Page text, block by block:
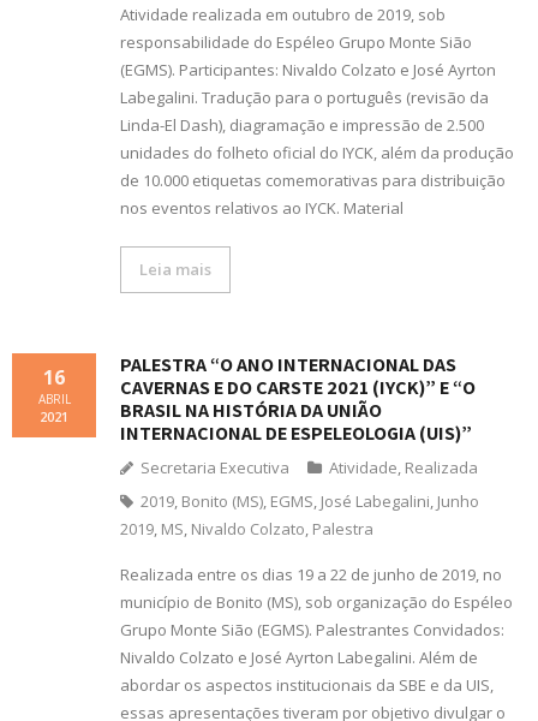
Atividade realizada em outubro de 2019, sob
responsabilidade do Espéleo Grupo Monte Sião
(EGMS). Participantes: Nivaldo Colzato e José Ayrton
Labegalini. Tradução para o português (revisão da
Linda-El Dash), diagramação e impressão de 2.500
unidades do folheto oficial do IYCK, além da produção
de 10.000 etiquetas comemorativas para distribuição
nos eventos relativos ao IYCK. Material
Leia mais
PALESTRA “O ANO INTERNACIONAL DAS
CAVERNAS E DO CARSTE 2021 (IYCK)” E “O
BRASIL NA HISTÓRIA DA UNIÃO
INTERNACIONAL DE ESPELEOLOGIA (UIS)”
16
ABRIL
2021
Secretaria Executiva Atividade, Realizada
2019, Bonito (MS), EGMS, José Labegalini, Junho
2019, MS, Nivaldo Colzato, Palestra
Realizada entre os dias 19 a 22 de junho de 2019, no
município de Bonito (MS), sob organização do Espéleo
Grupo Monte Sião (EGMS). Palestrantes Convidados:
Nivaldo Colzato e José Ayrton Labegalini. Além de
abordar os aspectos institucionais da SBE e da UIS,
essas apresentações tiveram por objetivo divulgar o